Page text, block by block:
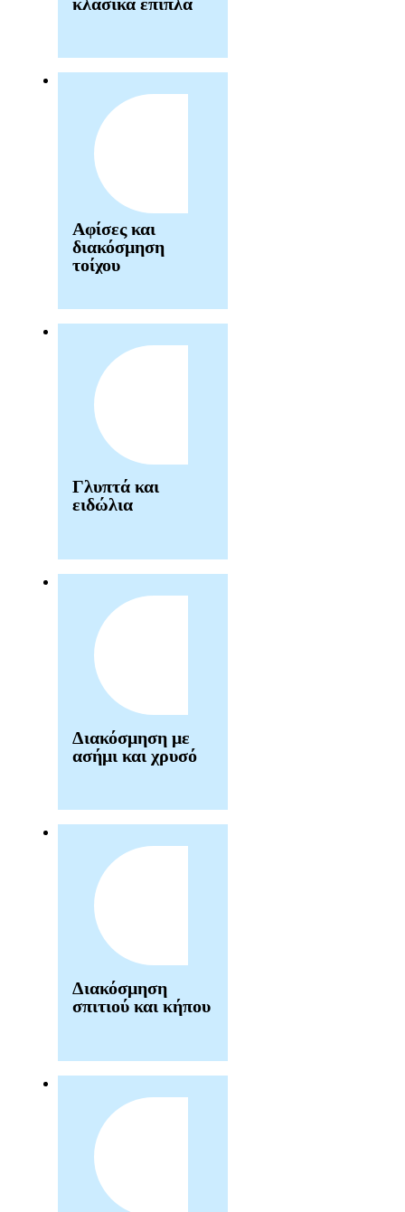
Αφίσες και
διακόσμηση
τοίχου
Γλυπτά και
ειδώλια
Διακόσμηση με
ασήμι και χρυσό
Διακόσμηση
σπιτιού και κήπου